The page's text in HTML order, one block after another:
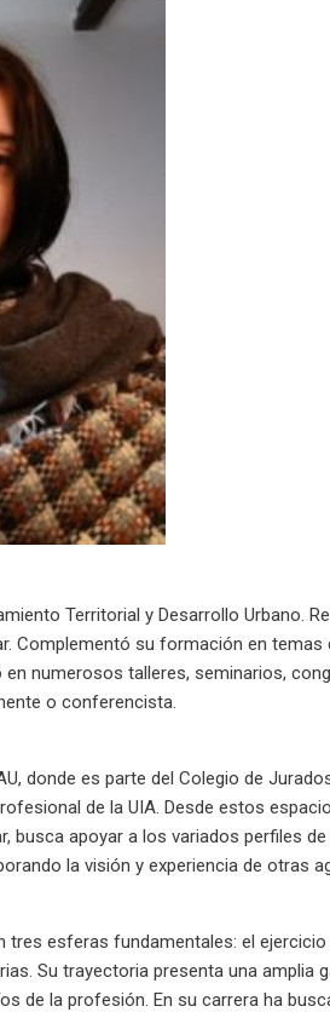
Territorial y Desarrollo Urbano.
Complementó su formación en temas
numerosos talleres, seminarios,
o conferencista.
donde es parte del Colegio de
de la UIA. Desde estos
busca apoyar a los variados perfiles
la visión y experiencia de otras
esferas fundamentales: el
Su trayectoria presenta una amplia
de la profesión. En su carrera ha